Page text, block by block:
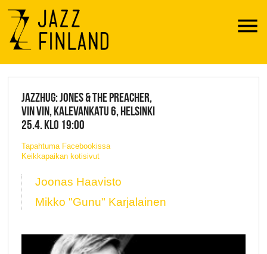
Menu
JAZZ FINLAND LIVE
JAZZHUG: JONES & THE PREACHER,
VIN VIN, KALEVANKATU 6, HELSINKI
25.4. KLO 19:00
Tapahtuma Facebookissa
Keikkapaikan kotisivut
Joonas Haavisto
Mikko "Gunu" Karjalainen